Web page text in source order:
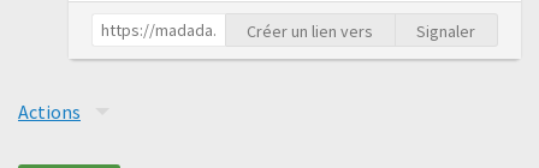
Créer un lien vers Signaler
Actions